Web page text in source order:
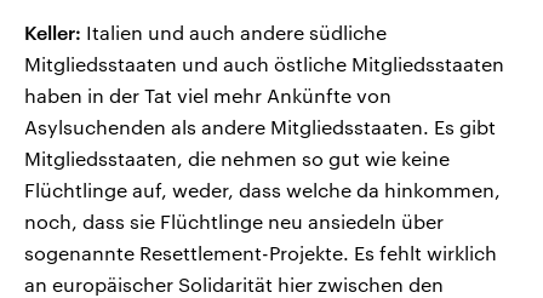
Keller: Italien und auch andere südliche
Mitgliedsstaaten und auch östliche Mitgliedsstaaten
haben in der Tat viel mehr Ankünfte von
Asylsuchenden als andere Mitgliedsstaaten. Es gibt
Mitgliedsstaaten, die nehmen so gut wie keine
Flüchtlinge auf, weder, dass welche da hinkommen,
noch, dass sie Flüchtlinge neu ansiedeln über
sogenannte Resettlement-Projekte. Es fehlt wirklich
an europäischer Solidarität hier zwischen den